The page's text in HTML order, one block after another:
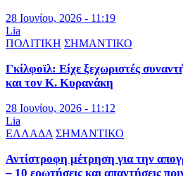
28 Ιουνίου, 2026 - 11:19
Lia
ΠΟΛΙΤΙΚΗ ΣΗΜΑΝΤΙΚΟ
Γκίλφοϊλ: Είχε ξεχωριστές
και τον Κ. Κυρανάκη
28 Ιουνίου, 2026 - 11:12
Lia
ΕΛΛΑΔΑ ΣΗΜΑΝΤΙΚΟ
Αντίστροφη μέτρηση για την
– 10 ερωτήσεις και απαντήσεις